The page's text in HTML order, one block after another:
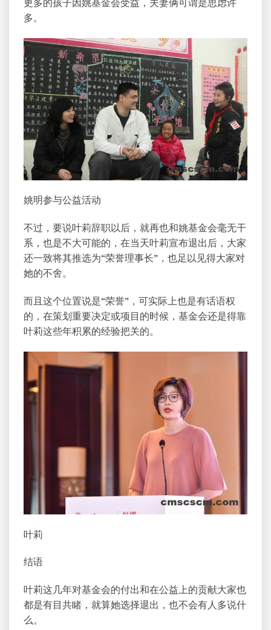
更多的孩子因姚基金会受益，夫妻俩可谓是思虑许
多。
姚明参与公益活动
不过，要说叶莉辞职以后，就再也和姚基金会毫无干
系，也是不大可能的，在当天叶莉宣布退出后，大家
还一致将其推选为“荣誉理事长”，也足以见得大家对
她的不舍。
而且这个位置说是“荣誉”，可实际上也是有话语权
的，在策划重要决定或项目的时候，基金会还是得靠
叶莉这些年积累的经验把关的。
叶莉
结语
叶莉这几年对基金会的付出和在公益上的贡献大家也
都是有目共睹，就算她选择退出，也不会有人多说什
么。